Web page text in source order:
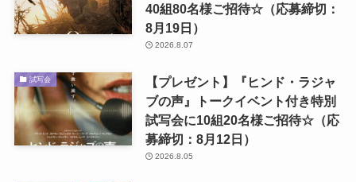
ーズ「SとX」仕事と恋と、
友情と―― 登場人物たちの
姿を捉えた場面写真公開
神』西畑大吾×福本莉子、
バディ誕生の瞬間を捉えた
カットなど場面写真公開
プレゼント